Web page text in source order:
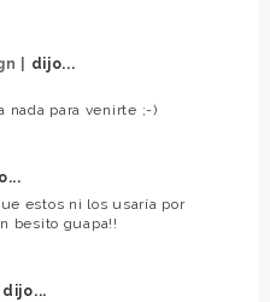
|
dijo...
nada para venirte ;-)
estos ni los usaría por
besito guapa!!
dijo...